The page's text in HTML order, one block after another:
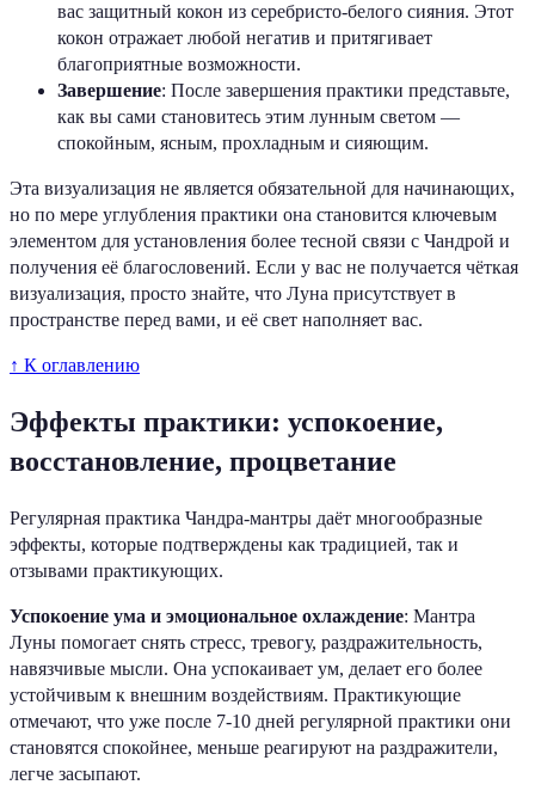
вас защитный кокон из серебристо-белого сияния. Этот
кокон отражает любой негатив и притягивает
благоприятные возможности.
Завершение: После завершения практики представьте,
как вы сами становитесь этим лунным светом —
спокойным, ясным, прохладным и сияющим.
Эта визуализация не является обязательной для начинающих,
но по мере углубления практики она становится ключевым
элементом для установления более тесной связи с Чандрой и
получения её благословений. Если у вас не получается чёткая
визуализация, просто знайте, что Луна присутствует в
пространстве перед вами, и её свет наполняет вас.
↑ К оглавлению
Эффекты практики: успокоение,
восстановление, процветание
Регулярная практика Чандра-мантры даёт многообразные
эффекты, которые подтверждены как традицией, так и
отзывами практикующих.
Успокоение ума и эмоциональное охлаждение: Мантра
Луны помогает снять стресс, тревогу, раздражительность,
навязчивые мысли. Она успокаивает ум, делает его более
устойчивым к внешним воздействиям. Практикующие
отмечают, что уже после 7-10 дней регулярной практики они
становятся спокойнее, меньше реагируют на раздражители,
легче засыпают.